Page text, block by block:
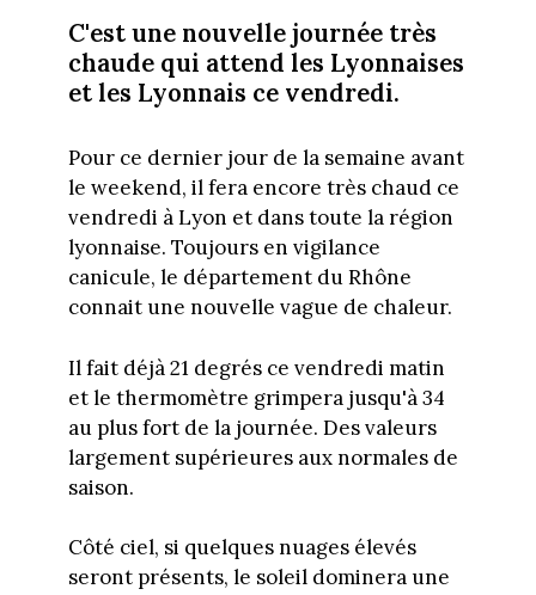
C'est une nouvelle journée très
chaude qui attend les Lyonnaises
et les Lyonnais ce vendredi.
Pour ce dernier jour de la semaine avant
le weekend, il fera encore très chaud ce
vendredi à Lyon et dans toute la région
lyonnaise. Toujours en vigilance
canicule, le département du Rhône
connait une nouvelle vague de chaleur.
Il fait déjà 21 degrés ce vendredi matin
et le thermomètre grimpera jusqu'à 34
au plus fort de la journée. Des valeurs
largement supérieures aux normales de
saison.
Côté ciel, si quelques nuages élevés
seront présents, le soleil dominera une